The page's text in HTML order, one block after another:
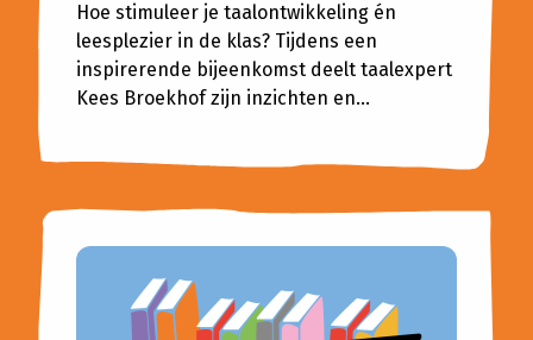
Hoe stimuleer je taalontwikkeling én
leesplezier in de klas? Tijdens een
inspirerende bijeenkomst deelt taalexpert
Kees Broekhof zijn inzichten en...